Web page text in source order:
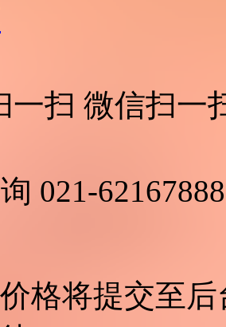
微信扫一
021-62167888
格将提交至